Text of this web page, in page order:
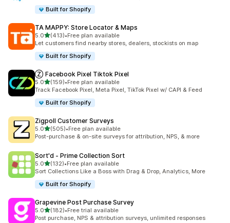
Built for Shopify
TA MAPPY: Store Locator & Maps
5.0เต็ม 5 ดาว
(413)
ทั้งหมด 413 รีวิว
•Free plan available
Let customers find nearby stores, dealers, stockists on map
Built for Shopify
Ⓩ Facebook Pixel Tiktok Pixel
5.0เต็ม 5 ดาว
(159)
ทั้งหมด 159 รีวิว
•Free plan available
Track Facebook Pixel, Meta Pixel, TikTok Pixel w/ CAPI & Feed
Built for Shopify
Zigpoll Customer Surveys
5.0เต็ม 5 ดาว
(505)
ทั้งหมด 505 รีวิว
•Free plan available
Post-purchase & on-site surveys for attribution, NPS, & more
Sort'd ‑ Prime Collection Sort
5.0เต็ม 5 ดาว
(132)
ทั้งหมด 132 รีวิว
•Free plan available
Sort Collections Like a Boss with Drag & Drop, Analytics, More
Built for Shopify
Grapevine Post Purchase Survey
5.0เต็ม 5 ดาว
(182)
ทั้งหมด 182 รีวิว
•Free trial available
Post purchase, NPS & attribution surveys, unlimited responses